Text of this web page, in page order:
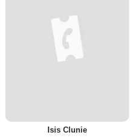
Isis Clunie